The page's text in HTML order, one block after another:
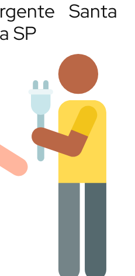
Santa
SP